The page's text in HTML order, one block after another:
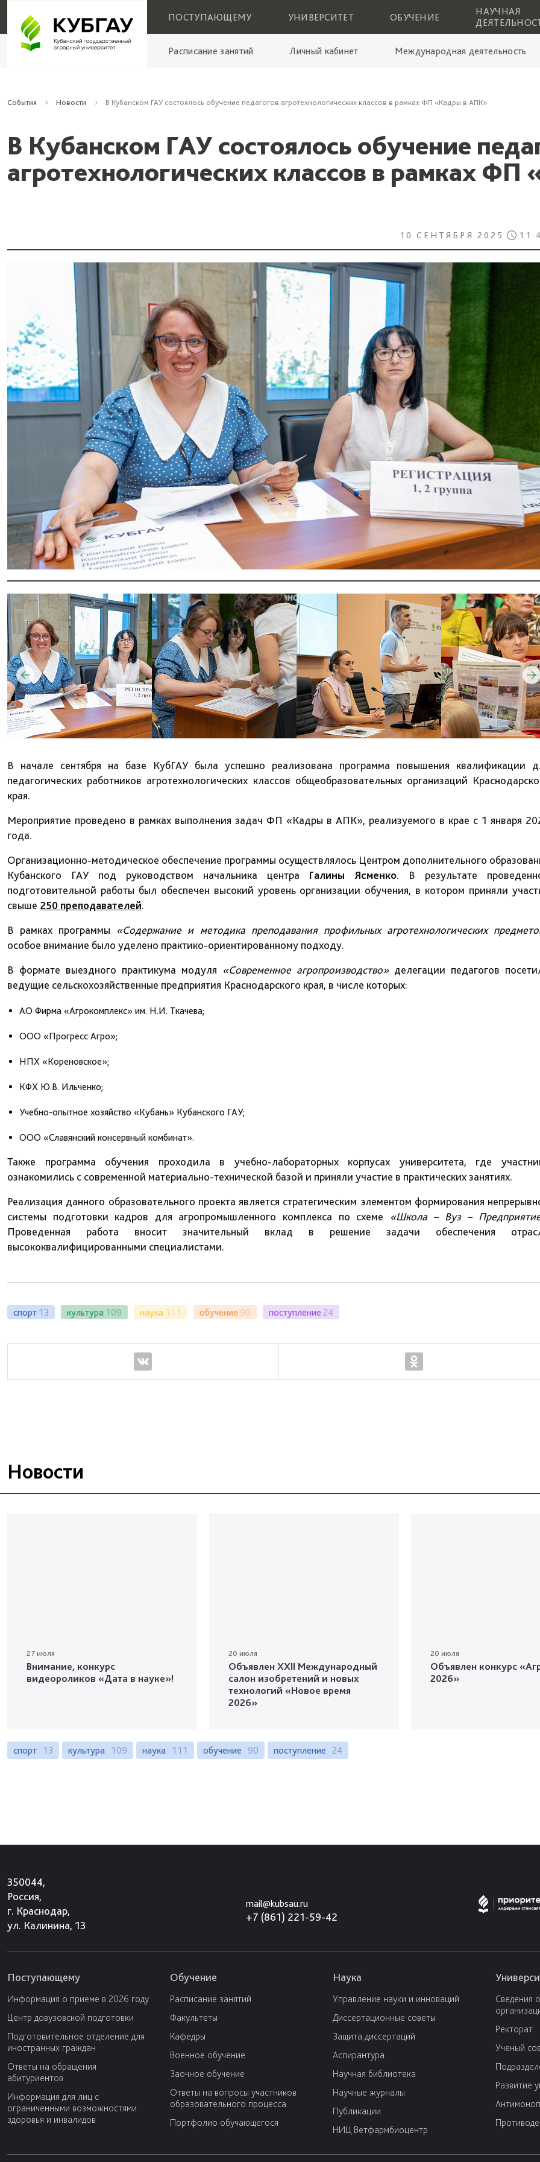
ПОСТУПАЮЩЕМУ УНИВЕРСИТЕТ ОБУЧЕНИЕ
НАУЧНАЯ
Расписание занятий Личный кабинет Международная деятельность
События Новости В Кубанском ГАУ состоялось обучение педагогов агротехнологических классов в рамках ФП «Кадры в АПК»
В Кубанском ГАУ состоялось обучение
агротехнологических классов в рамках
10 СЕНТЯБРЯ 2025
В начале сентября на базе КубГАУ была успешно реализована программа повышения квалификации
педагогических работников агротехнологических классов общеобразовательных организаций
края.
Мероприятие проведено в рамках выполнения задач ФП «Кадры в АПК», реализуемого в крае с 1 января
года.
Организационно-методическое обеспечение программы осуществлялось Центром дополнительного
Кубанского ГАУ под руководством начальника центра Галины Ясменко. В результате
подготовительной работы был обеспечен высокий уровень организации обучения, в котором приняли
свыше 250 преподавателей.
В рамках программы «Содержание и методика преподавания профильных агротехнологических
особое внимание было уделено практико-ориентированному подходу.
В формате выездного практикума модуля «Современное агропроизводство»делегации педагогов
ведущие сельскохозяйственные предприятия Краснодарского края, в числе которых:
АО Фирма «Агрокомплекс» им. Н.И. Ткачева;
ООО «Прогресс Агро»;
НПХ «Кореновское»;
КФХ Ю.В. Ильченко;
Учебно-опытное хозяйство «Кубань» Кубанского ГАУ;
ООО «Славянский консервный комбинат».
Также программа обучения проходила в учебно-лабораторных корпусах университета, где
ознакомились с современной материально-технической базой и приняли участие в практических занятиях.
Реализация данного образовательного проекта является стратегическим элементом формирования
системы подготовки кадров для агропромышленного комплекса по схеме «Школа – Вуз –
Проведенная работа вносит значительный вклад в решение задачи обеспечения
высококвалифицированными специалистами.
спорт 13 культура 109 наука 111 обучение 90 поступление 24
Новости
27 июля
Внимание, конкурс
видеороликов «Дата в науке»!
20 июля
Объявлен XXII Международный
салон изобретений и новых
технологий «Новое время
2026»
20 июля
Объявлен конкурс
2026»
спорт 13 культура 109 наука 111 обучение 90 поступление 24
350044,
Россия,
г. Краснодар,
ул. Калинина, 13
mail@kubsau.ru
+7 (861) 221-59-42
Поступающему
Информация о приеме в 2026 году
Центр довузовской подготовки
Подготовительное отделение для
иностранных граждан
Ответы на обращения
абитуриентов
Информация для лиц с
ограниченными возможностями
здоровья и инвалидов
Обучение
Расписание занятий
Факультеты
Кафедры
Военное обучение
Заочное обучение
Ответы на вопросы участников
образовательного процесса
Портфолио обучающегося
Наука
Управление науки и инноваций
Диссертационные советы
Защита диссертаций
Аспирантура
Научная библиотека
Научные журналы
Публикации
НИЦ Ветфармбиоцентр
Сведения
Ректорат
Ученый
Развитие